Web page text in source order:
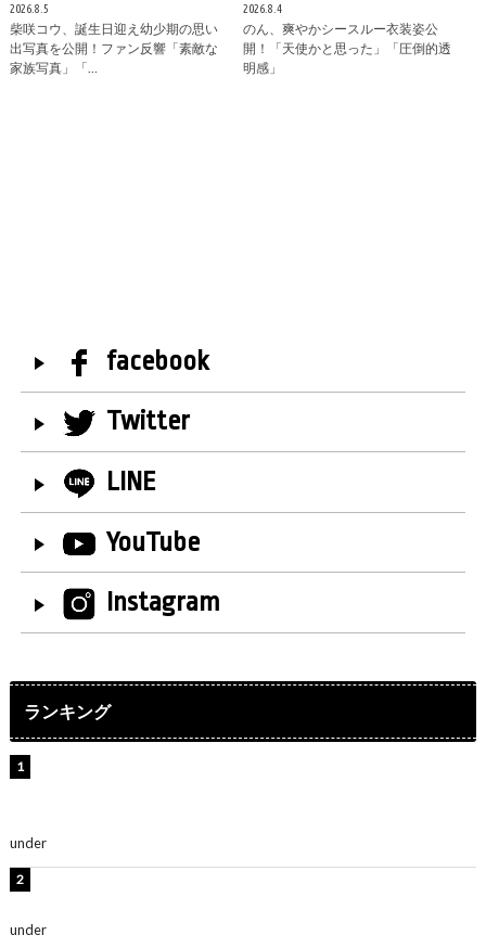
2026.8.5
柴咲コウ、誕生日迎え幼少期の思い
出写真を公開！ファン反響「素敵な
家族写真」「…
2026.8.4
のん、爽やかシースルー衣装姿公
開！「天使かと思った」「圧倒的透
明感」
facebook
Twitter
LINE
YouTube
Instagram
ランキング
under
under